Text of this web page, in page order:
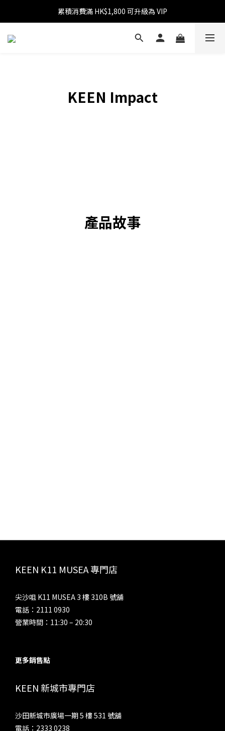
消費滿 HK$599 免運費
累積消費滿 HK$1,800 可升級為 VIP
消費滿 HK$1,800 可享 9 折優惠
KEEN Impact
產品故事
KEEN K11 MUSEA 專門店
尖沙咀 K11 MUSEA 3 樓 310B 號舖
電話：2111 0930
營業時間：11:30 – 20:30
更多銷售點
KEEN 新城市專門店
沙田新城市廣場一期 5 樓 531 號舖
電話：2333 0238